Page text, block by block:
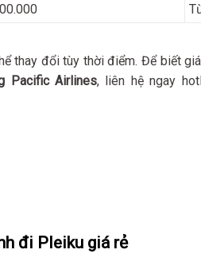
thay đổi tùy thời điểm. Để biết
Pacific Airlines, liên hệ ngay
đi Pleiku giá rẻ